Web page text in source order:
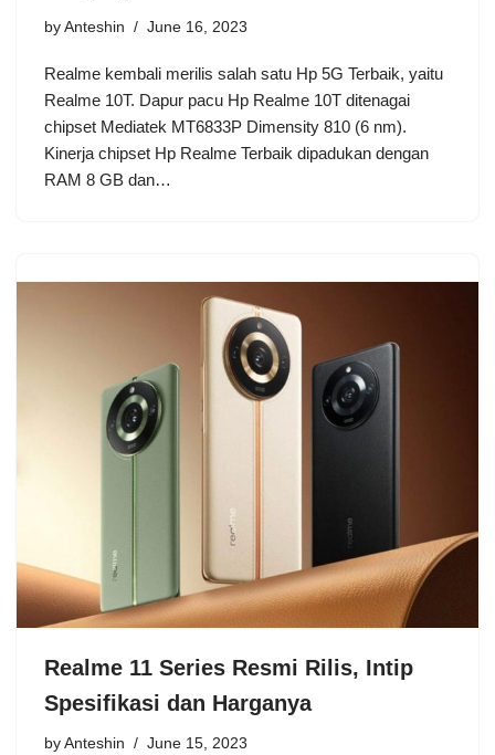
by Anteshin June 16, 2023
Realme kembali merilis salah satu Hp 5G Terbaik, yaitu
Realme 10T. Dapur pacu Hp Realme 10T ditenagai
chipset Mediatek MT6833P Dimensity 810 (6 nm).
Kinerja chipset Hp Realme Terbaik dipadukan dengan
RAM 8 GB dan…
Realme 11 Series Resmi Rilis, Intip
Spesifikasi dan Harganya
by Anteshin June 15, 2023